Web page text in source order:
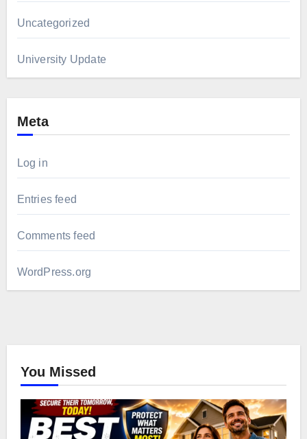
Uncategorized
University Update
Meta
Log in
Entries feed
Comments feed
WordPress.org
You Missed